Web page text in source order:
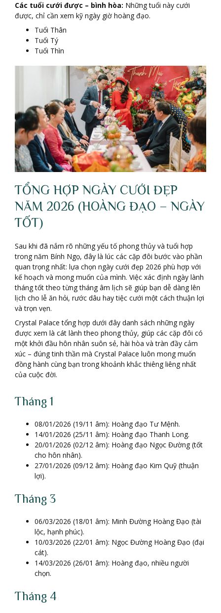
Các tuổi cưới được – bình hòa: Những tuổi này cưới
được, chỉ cần xem kỹ ngày giờ hoàng đạo.
Tuổi Thân
Tuổi Tý
Tuổi Thìn
TỔNG HỢP NGÀY CƯỚI ĐẸP
NĂM 2026 (HOÀNG ĐẠO – NGÀY
TỐT)
Sau khi đã nắm rõ những yếu tố phong thủy và tuổi hợp
trong năm Bính Ngọ, đây là lúc các cặp đôi bước vào phần
quan trọng nhất: lựa chọn ngày cưới đẹp 2026 phù hợp với
kế hoạch và mong muốn của mình. Việc xác định ngày lành
tháng tốt theo từng tháng âm lịch sẽ giúp bạn dễ dàng lên
lịch cho lễ ăn hỏi, rước dâu hay tiệc cưới một cách thuận lợi
và trọn vẹn.
Crystal Palace tổng hợp dưới đây danh sách những ngày
được xem là cát lành theo phong thủy, giúp các cặp đôi có
một khởi đầu hôn nhân suôn sẻ, hài hòa và tràn đầy cảm
xúc – đúng tinh thần mà Crystal Palace luôn mong muốn
đồng hành cùng bạn trong khoảnh khắc thiêng liêng nhất
của cuộc đời.
Tháng 1
08/01/2026 (19/11 âm): Hoàng đạo Tư Mệnh.
14/01/2026 (25/11 âm): Hoàng đạo Thanh Long.
20/01/2026 (02/12 âm): Hoàng đạo Ngọc Đường (tốt
cho hôn nhân).
27/01/2026 (09/12 âm): Hoàng đạo Kim Quỹ (thuận
lợi).
Tháng 3
06/03/2026 (18/01 âm): Minh Đường Hoàng Đạo (tài
lộc, hạnh phúc).
10/03/2026 (22/01 âm): Ngọc Đường Hoàng Đạo (đại
cát).
14/03/2026 (26/01 âm): Hoàng đạo, nhiều người
chọn.
Tháng 4